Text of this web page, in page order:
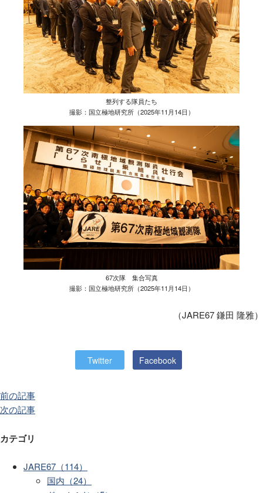
整列する隊員たち
撮影：国立極地研究所（2025年11月14日）
67次隊 集合写真
撮影：国立極地研究所（2025年11月14日）
（JARE67 鎌田 隆雅）
Twitter Facebook
前の記事
次の記事
カテゴリ
JARE67（114）
国内（24）